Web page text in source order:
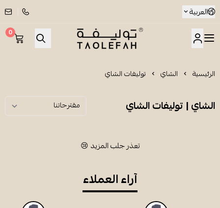
العربية
شاي توليفة
0
الرئيسية الشاي توليفات الشاي
الشاي | توليفات الشاي
تعذر جلب المزيد 😢
آراء العملاء